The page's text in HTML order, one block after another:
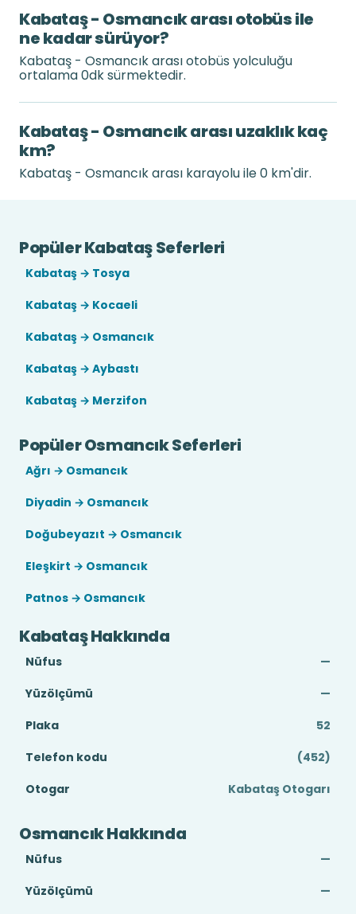
Kabataş - Osmancık arası otobüs ile
ne kadar sürüyor?
Kabataş - Osmancık arası otobüs yolculuğu
ortalama 0dk sürmektedir.
Kabataş - Osmancık arası uzaklık kaç
km?
Kabataş - Osmancık arası karayolu ile 0 km'dir.
Popüler Kabataş Seferleri
Kabataş → Tosya
Kabataş → Kocaeli
Kabataş → Osmancık
Kabataş → Aybastı
Kabataş → Merzifon
Popüler Osmancık Seferleri
Ağrı → Osmancık
Diyadin → Osmancık
Doğubeyazıt → Osmancık
Eleşkirt → Osmancık
Patnos → Osmancık
Kabataş Hakkında
Nüfus
—
Yüzölçümü
—
Plaka
52
Telefon kodu
(452)
Otogar
Kabataş Otogarı
Osmancık Hakkında
Nüfus
—
Yüzölçümü
—